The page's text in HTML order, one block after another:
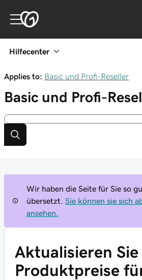
Hilfecenter
Applies to: Basic und Profi-Reseller
Basic und Profi-
Wir haben die Seite für Sie so
übersetzt.
Sie können sie sich
ansehen.
Aktualisieren Sie
Produktpreise